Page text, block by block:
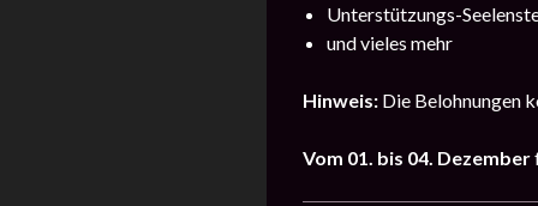
Unterstützungs-
und vieles mehr
Hinweis: Die Belohnungen
Vom 01. bis 04. Dezember